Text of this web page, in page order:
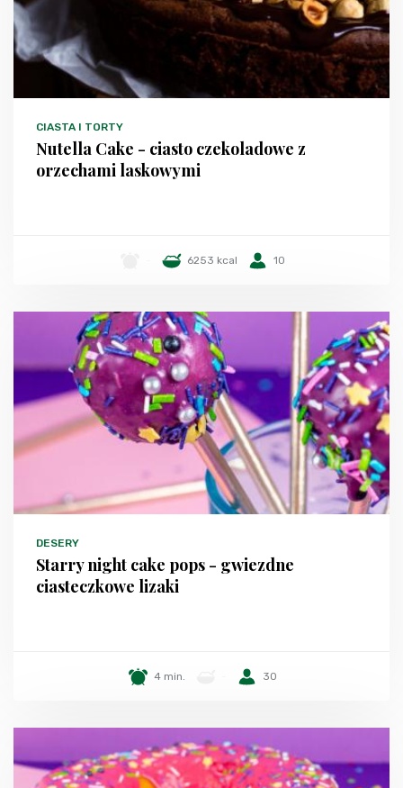
CIASTA I TORTY
Nutella Cake - ciasto czekoladowe z
orzechami laskowymi
6253 kcal 10
DESERY
Starry night cake pops - gwiezdne
ciasteczkowe lizaki
4 min. 30